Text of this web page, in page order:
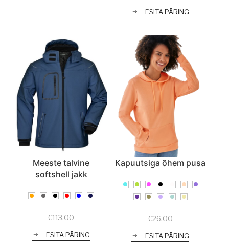
ESITA PÄRING
Meeste talvine
softshell jakk
€113,00
ESITA PÄRING
Kapuutsiga õhem pusa
€26,00
ESITA PÄRING